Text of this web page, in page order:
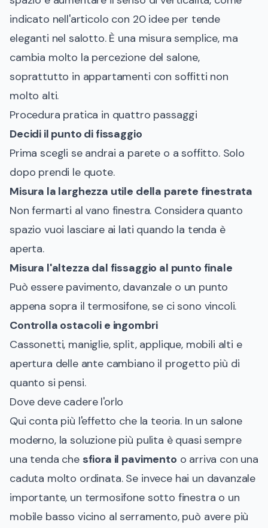
indicato nell'articolo con 20 idee per tende
eleganti nel salotto. È una misura semplice, ma
cambia molto la percezione del salone,
soprattutto in appartamenti con soffitti non
molto alti.
Procedura pratica in quattro passaggi
Decidi il punto di fissaggio
Prima scegli se andrai a parete o a soffitto. Solo
dopo prendi le quote.
Misura la larghezza utile della parete finestrata
Non fermarti al vano finestra. Considera quanto
spazio vuoi lasciare ai lati quando la tenda è
aperta.
Misura l'altezza dal fissaggio al punto finale
Può essere pavimento, davanzale o un punto
appena sopra il termosifone, se ci sono vincoli.
Controlla ostacoli e ingombri
Cassonetti, maniglie, split, applique, mobili alti e
apertura delle ante cambiano il progetto più di
quanto si pensi.
Dove deve cadere l'orlo
Qui conta più l'effetto che la teoria. In un salone
moderno, la soluzione più pulita è quasi sempre
una tenda che sfiora il pavimento o arriva con una
caduta molto ordinata. Se invece hai un davanzale
importante, un termosifone sotto finestra o un
mobile basso vicino al serramento, può avere più